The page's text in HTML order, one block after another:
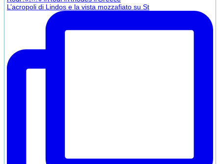
L’acropoli di Lindos e la vista mozzafiato su St